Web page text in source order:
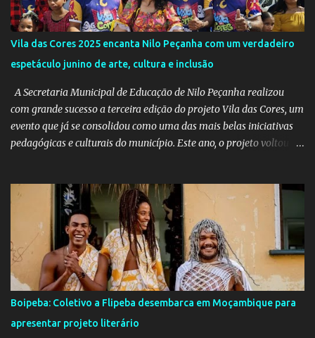
Vila das Cores 2025 encanta Nilo Peçanha com um verdadeiro
espetáculo junino de arte, cultura e inclusão
A Secretaria Municipal de Educação de Nilo Peçanha realizou
com grande sucesso a terceira edição do projeto Vila das Cores, um
evento que já se consolidou como uma das mais belas iniciativas
pedagógicas e culturais do município. Este ano, o projeto voltou a
criatividade e tradição. Entre os dias 16 e 18 de junho, o clima
junino tomou conta das comunidades de Barra dos Carvalhos e
São Francisco, passando por São Benedito e encerrando com
grande estilo na sede do município. Em cada local, os alunos
deram um verdadeiro show de participação e animação, com
apresentações marcadas por muito forró, cores vibrantes, danças
típicas, encenações e um forte espírito de celebração. O projeto é
mais do que uma atividade cultural: é um movimento educativo e
social que une arte, identidade e inclusão. Com o apoio irrestrito
Boipeba: Coletivo a Flipeba desembarca em Moçambique para
apresentar projeto literário